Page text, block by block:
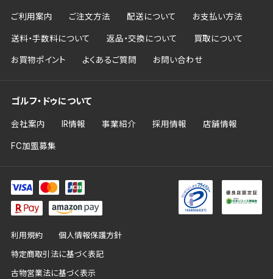
ご利用案内 ご注文方法 配送について お支払い方法
送料・手数料について 返品・交換について 買取について
お買物ポイント よくあるご質問 お問い合わせ
ゴルフ・ドゥについて
会社案内 IR情報 事業紹介 採用情報 店舗情報
FC加盟募集
利用規約 個人情報保護方針
特定商取引法に基づく表記
古物営業法に基づく表示